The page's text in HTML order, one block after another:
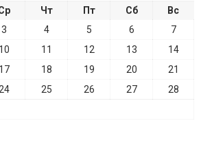
Чт Пт Сб
Вс
3 4 5 6
7
10 11 12 13
14
17 18 19 20
21
24 25 26 27
28